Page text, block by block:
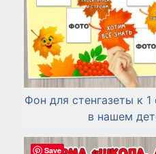
Фон для стенгазеты к
в нашем
Save